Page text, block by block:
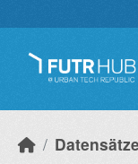
Datensätze